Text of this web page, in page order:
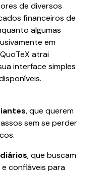
de diversos
financeiros de
algumas
em
atrai
interface simples
, que querem
sem se perder
, que buscam
confiáveis para